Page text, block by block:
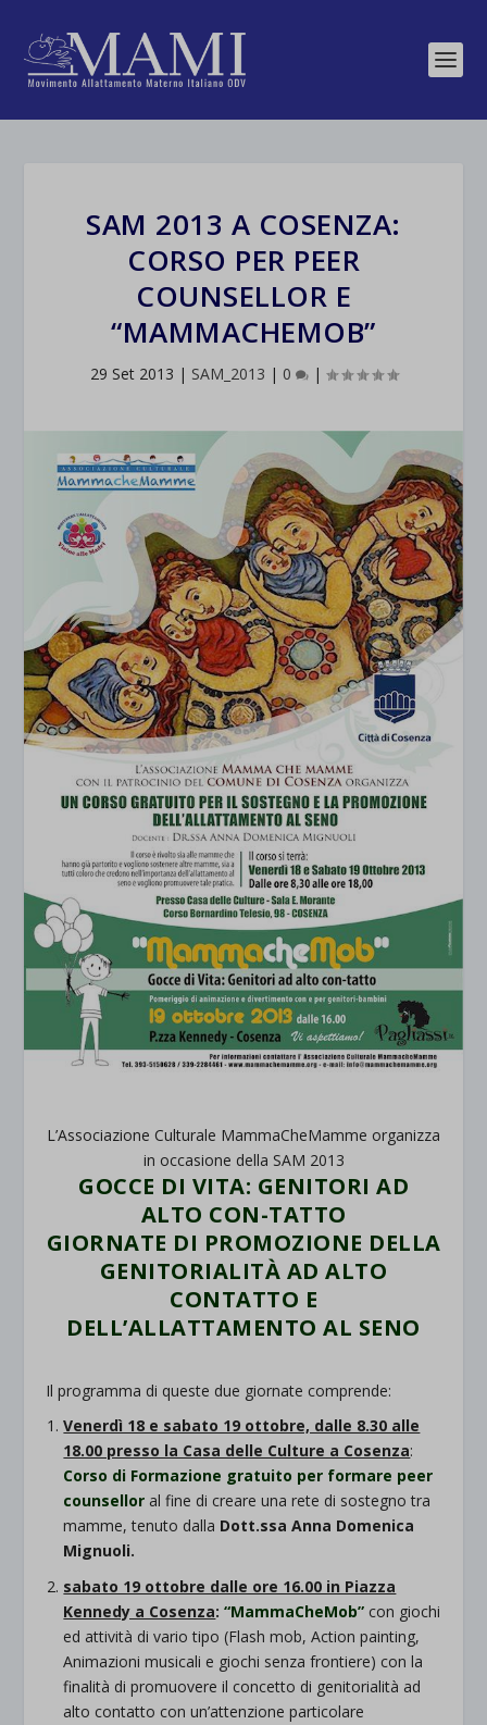
SAM 2013 A COSENZA:
CORSO PER PEER
COUNSELLOR E
“MAMMACHEMOB”
29 Set 2013 | SAM_2013 | 0 |
L’Associazione Culturale MammaCheMamme organizza
in occasione della SAM 2013
GOCCE DI VITA: GENITORI AD
ALTO CON-TATTO
GIORNATE DI PROMOZIONE DELLA
GENITORIALITÀ AD ALTO
CONTATTO E
DELL’ALLATTAMENTO AL SENO
Il programma di queste due giornate comprende:
Venerdì 18 e sabato 19 ottobre, dalle 8.30 alle
18.00 presso la Casa delle Culture a Cosenza:
Corso di Formazione gratuito per formare peer
counsellor al fine di creare una rete di sostegno tra
mamme, tenuto dalla Dott.ssa Anna Domenica
Mignuoli.
sabato 19 ottobre dalle ore 16.00 in Piazza
Kennedy a Cosenza: “MammaCheMob” con giochi
ed attività di vario tipo (Flash mob, Action painting,
Animazioni musicali e giochi senza frontiere) con la
finalità di promuovere il concetto di genitorialità ad
alto contatto con un’attenzione particolare